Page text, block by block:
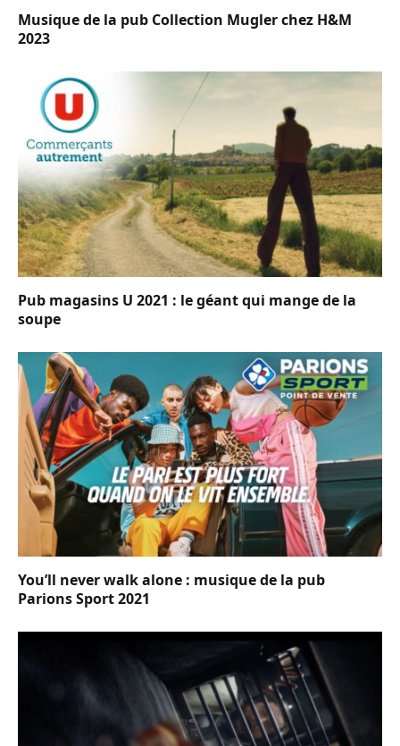
Musique de la pub Collection Mugler chez H&M
2023
Pub magasins U 2021 : le géant qui mange de la
soupe
You’ll never walk alone : musique de la pub
Parions Sport 2021